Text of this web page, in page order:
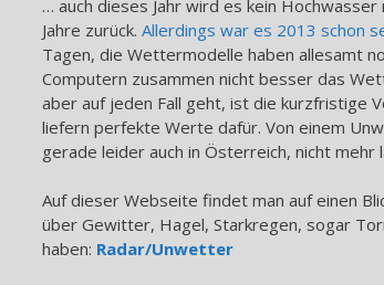
… auch dieses Jahr wird es kein
Jahre zurück. Allerdings war es 2013 schon
Tagen, die Wettermodelle haben allesamt
Computern zusammen nicht besser das
aber auf jeden Fall geht, ist die kurzfristige
liefern perfekte Werte dafür. Von einem
gerade leider auch in Österreich, nicht mehr
Auf dieser Webseite findet man auf einen
über Gewitter, Hagel, Starkregen, sogar
haben: Radar/Unwetter